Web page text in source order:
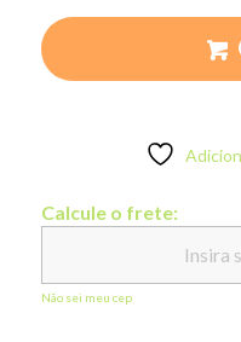
Calcule o frete:
Não sei meu cep